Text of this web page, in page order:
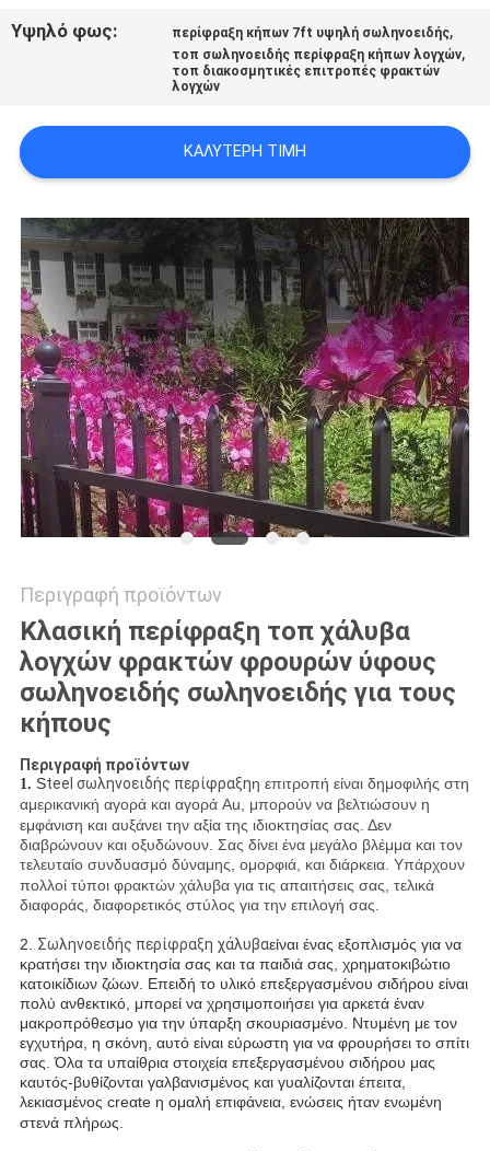
ΕΙΔΉΣΕΙΣ
Υψηλό φως: περίφραξη κήπων 7ft υψηλή σωληνοειδής,
τοπ σωληνοειδής περίφραξη κήπων λογχών,
τοπ διακοσμητικές επιτροπές φρακτών
λογχών
ΚΑΛΎΤΕΡΗ ΤΙΜΉ
Περιγραφή προϊόντων
Κλασική περίφραξη τοπ χάλυβα
λογχών φρακτών φρουρών ύφους
σωληνοειδής σωληνοειδής για τους
κήπους
Περιγραφή προϊόντων
1. Steel σωληνοειδής περίφραξηη επιτροπή είναι δημοφιλής στη
αμερικανική αγορά και αγορά Au, μπορούν να βελτιώσουν η
εμφάνιση και αυξάνει την αξία της ιδιοκτησίας σας. Δεν
διαβρώνουν και οξυδώνουν. Σας δίνει ένα μεγάλο βλέμμα και τον
τελευταίο συνδυασμό δύναμης, ομορφιά, και διάρκεια. Υπάρχουν
πολλοί τύποι φρακτών χάλυβα για τις απαιτήσεις σας, τελικά
διαφοράς, διαφορετικός στύλος για την επιλογή σας.
2. Σωληνοειδής περίφραξη χάλυβαείναι ένας εξοπλισμός για να
κρατήσει την ιδιοκτησία σας και τα παιδιά σας, χρηματοκιβώτιο
κατοικίδιων ζώων. Επειδή το υλικό επεξεργασμένου σιδήρου είναι
πολύ ανθεκτικό, μπορεί να χρησιμοποιήσει για αρκετά έναν
μακροπρόθεσμο για την ύπαρξη σκουριασμένο. Ντυμένη με τον
εγχυτήρα, η σκόνη, αυτό είναι εύρωστη για να φρουρήσει το σπίτι
σας. Όλα τα υπαίθρια στοιχεία επεξεργασμένου σιδήρου μας
καυτός-βυθίζονται γαλβανισμένος και γυαλίζονται έπειτα,
λεκιασμένος creαteη ομαλή επιφάνεια, ενώσεις ήταν ενωμένη
στενά πλήρως.